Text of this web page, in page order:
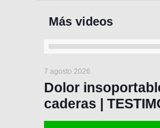
7 agosto 2026
Dolor
caderas |